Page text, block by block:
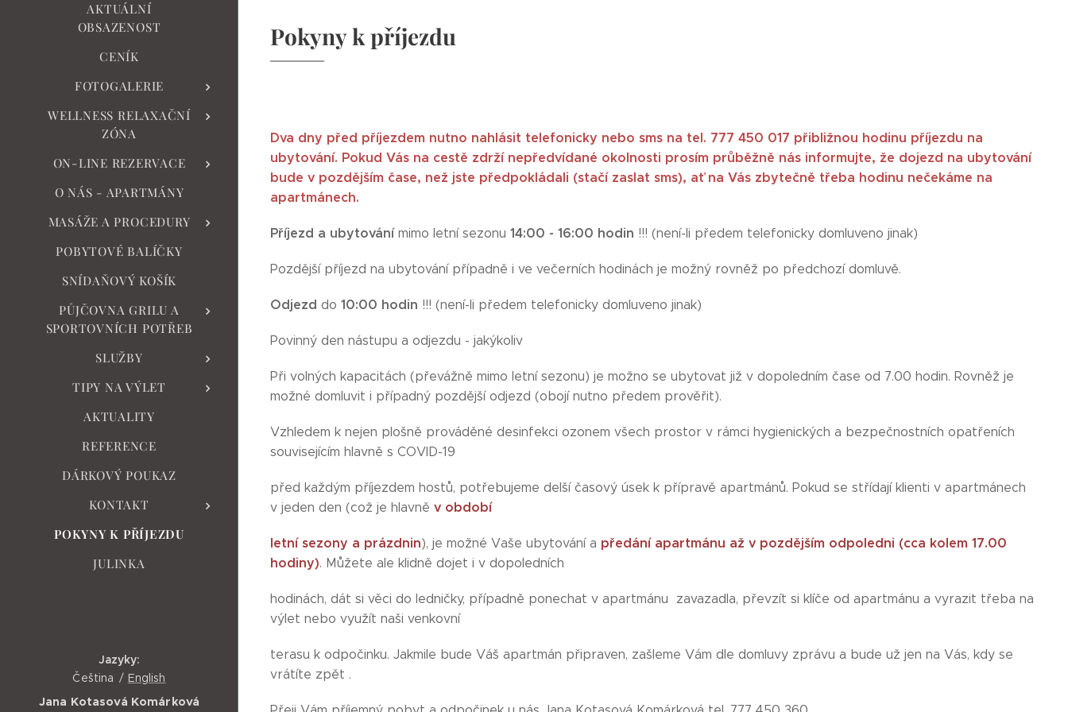
AKTUÁLNÍ
OBSAZENOST
CENÍK
FOTOGALERIE
WELLNESS RELAXAČNÍ
ZÓNA
ON-LINE REZERVACE
O NÁS - APARTMÁNY
MASÁŽE A PROCEDURY
POBYTOVÉ BALÍČKY
SNÍDAŇOVÝ KOŠÍK
PŮJČOVNA GRILU A
SPORTOVNÍCH POTŘEB
SLUŽBY
TIPY NA VÝLET
AKTUALITY
REFERENCE
DÁRKOVÝ POUKAZ
KONTAKT
POKYNY K PŘÍJEZDU
JULINKA
Pokyny k příjezdu
Dva dny před příjezdem nutno nahlásit telefonicky nebo sms na tel. 777 450 017 přibližnou hodinu příjezdu na
ubytování. Pokud Vás na cestě zdrží nepředvídané okolnosti prosím průběžně nás informujte, že dojezd na ubytování
bude v pozdějším čase, než jste předpokládali (stačí zaslat sms), ať na Vás zbytečně třeba hodinu nečekáme na
apartmánech.
Příjezd a ubytovánímimo letní sezonu 14:00 - 16:00 hodin !!! (není-li předem telefonicky domluveno jinak)
Pozdější příjezd na ubytování případně i ve večerních hodinách je možný rovněž po předchozí domluvě.
Odjezd do 10:00 hodin !!! (není-li předem telefonicky domluveno jinak)
Povinný den nástupu a odjezdu - jakýkoliv
Při volných kapacitách (převážně mimo letní sezonu) je možno se ubytovat již v dopoledním čase od 7.00 hodin. Rovněž je
možné domluvit i případný pozdější odjezd (obojí nutno předem prověřit).
Vzhledem k nejen plošně prováděné desinfekci ozonem všech prostor v rámci hygienických a bezpečnostních opatřeních
souvisejícím hlavně s COVID-19
před každým příjezdem hostů, potřebujeme delší časový úsek k přípravě apartmánů. Pokud se střídají klienti v apartmánech
v jeden den (což je hlavně v období
letní sezony a prázdnin), je možné Vaše ubytování a předání apartmánu až v pozdějším odpoledni (cca kolem 17.00
hodiny). Můžete ale klidně dojet i v dopoledních
hodinách, dát si věci do ledničky, případně ponechat v apartmánu zavazadla, převzít si klíče od apartmánu a vyrazit třeba na
výlet nebo využít naši venkovní
terasu k odpočinku. Jakmile bude Váš apartmán připraven, zašleme Vám dle domluvy zprávu a bude už jen na Vás, kdy se
vrátíte zpět .
Jana Kotasová Komárková
Jazyky
Čeština
English